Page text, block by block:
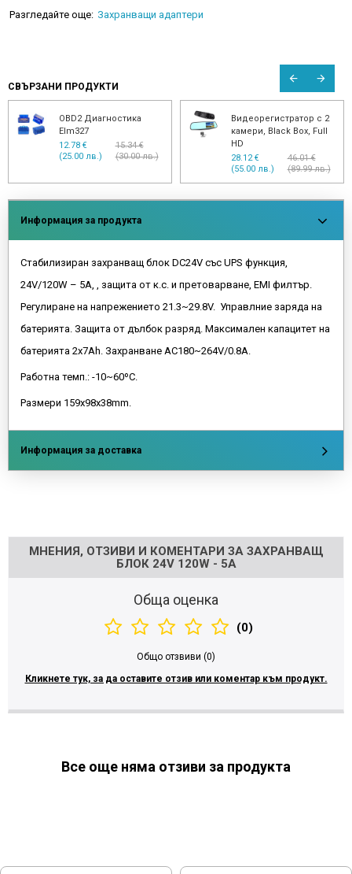
Разгледайте още: Захранващи адаптери
СВЪРЗАНИ ПРОДУКТИ
OBD2 Диагностика
Elm327
12.78 €
(25.00 лв.)
15.34 €
(30.00 лв.)
Видеорегистратор с 2
камери, Black Box, Full
HD
28.12 €
(55.00 лв.)
46.01 €
(89.99 лв.)
Информация за продукта
Стабилизиран захранващ блок DC24V със UPS функция,
24V/120W – 5A, , защита от к.с. и претоварване, EMI филтър.
Регулиране на напрежението 21.3~29.8V. Управлние заряда на
батерията. Защита от дълбок разряд. Максимален капацитет на
батерията 2х7Ah. Захранване AC180~264V/0.8A.
Работна темп.: -10~60ºC.
Размери 159х98х38mm.
Информация за доставка
МНЕНИЯ, ОТЗИВИ И КОМЕНТАРИ ЗА ЗАХРАНВАЩ
БЛОК 24V 120W - 5A
Обща оценка
(0)
Общо отзвиви (0)
Кликнете тук, за да оставите отзив или коментар към продукт.
Все още няма отзиви за продукта